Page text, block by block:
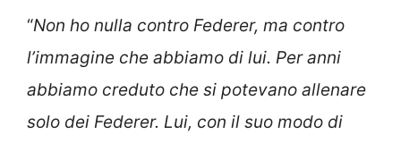
“Non ho nulla contro Federer, ma contro
l’immagine che abbiamo di lui. Per anni
abbiamo creduto che si potevano allenare
solo dei Federer. Lui, con il suo modo di